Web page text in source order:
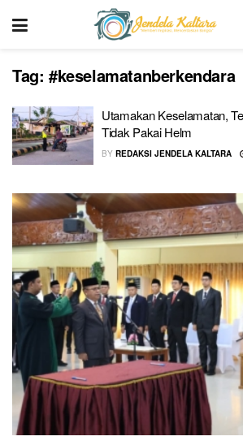
Tag: #keselamatanberkendara
Utamakan Keselamatan,
Tidak Pakai Helm
BY REDAKSI JENDELA KALTARA